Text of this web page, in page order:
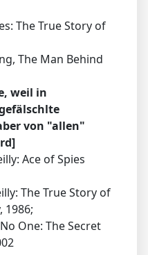
The True Story of
The Man Behind
weil in
von "allen"
Ace of Spies
The True Story of
1986;
One: The Secret